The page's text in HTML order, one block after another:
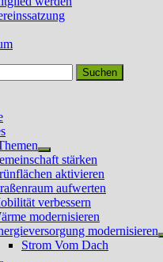
Untermenü
anzeigen
stärken
aktivieren
aufwerten
verbessern
modernisieren
modernisieren
Strom Vom Dach